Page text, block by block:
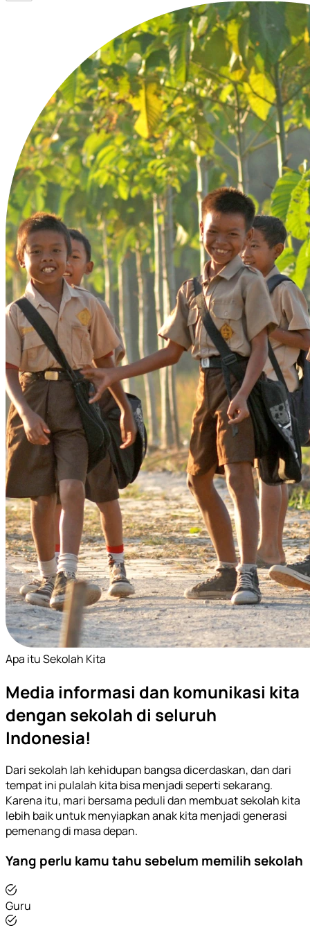
Apa itu Sekolah Kita
Media informasi dan komunikasi kita
dengan sekolah di seluruh
Indonesia!
Dari sekolah lah kehidupan bangsa dicerdaskan, dan dari
tempat ini pulalah kita bisa menjadi seperti sekarang.
Karena itu, mari bersama peduli dan membuat sekolah kita
lebih baik untuk menyiapkan anak kita menjadi generasi
pemenang di masa depan.
Yang perlu kamu tahu sebelum memilih sekolah
Guru